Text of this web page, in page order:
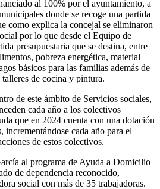
al 100% por el ayuntamiento, a
donde se recoge una partida
como explica la concejal se eliminaron
por lo que desde el Equipo de
presupuestaria que se destina, entre
pobreza energética, material
básicos para las familias además de
de cocina y pintura.
de este ámbito de Servicios sociales,
cada año a los colectivos
que en 2024 cuenta con una dotación
incrementándose cada año para el
de estos colectivos.
al programa de Ayuda a Domicilio
de dependencia reconocido,
social con más de 35 trabajadoras.